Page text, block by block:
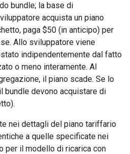
bundle; la base di
acquista un piano
paga $50 (in anticipo) per
Allo sviluppatore viene
indipendentemente dal fatto
o meno interamente. Al
il piano scade. Se lo
bundle devono acquistare di
nei dettagli del piano tariffario
a quelle specificate nei
per il modello di ricarica con